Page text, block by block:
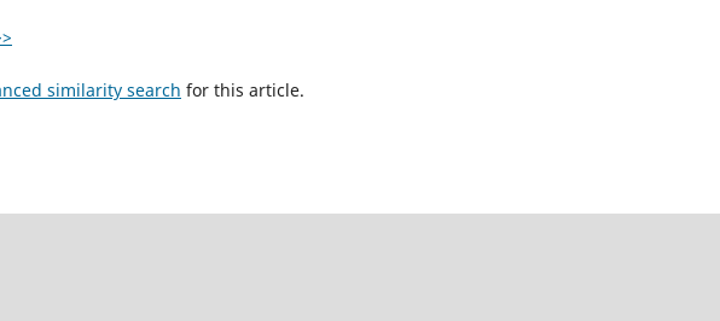
similarity search for this article.